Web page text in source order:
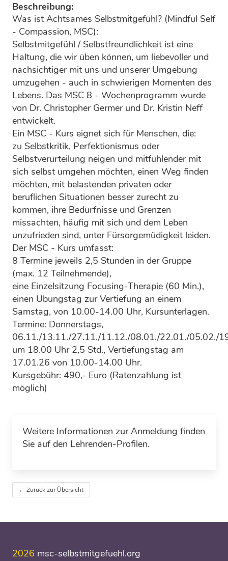
Beschreibung:
Was ist Achtsames Selbstmitgefühl? (Mindful Self
- Compassion, MSC):
Selbstmitgefühl / Selbstfreundlichkeit ist eine
Haltung, die wir üben können, um liebevoller und
nachsichtiger mit uns und unserer Umgebung
umzugehen - auch in schwierigen Momenten des
Lebens. Das MSC 8 - Wochenprogramm wurde
von Dr. Christopher Germer und Dr. Kristin Neff
entwickelt.
Ein MSC - Kurs eignet sich für Menschen, die:
zu Selbstkritik, Perfektionismus oder
Selbstverurteilung neigen und mitfühlender mit
sich selbst umgehen möchten, einen Weg finden
möchten, mit belastenden privaten oder
beruflichen Situationen besser zurecht zu
kommen, ihre Bedürfnisse und Grenzen
missachten, häufig mit sich und dem Leben
unzufrieden sind, unter Fürsorgemüdigkeit leiden.
Der MSC - Kurs umfasst:
8 Termine jeweils 2,5 Stunden in der Gruppe
(max. 12 Teilnehmende),
eine Einzelsitzung Focusing-Therapie (60 Min.),
einen Übungstag zur Vertiefung an einem
Samstag, von 10.00-14.00 Uhr, Kursunterlagen.
Termine: Donnerstags,
06.11./13.11./27.11./11.12./08.01./22.01./05.02./
um 18.00 Uhr 2,5 Std., Vertiefungstag am
17.01.26 von 10.00-14.00 Uhr.
Kursgebühr: 490,- Euro (Ratenzahlung ist
möglich)
Weitere Informationen zur Anmeldung finden
Sie auf den Lehrenden-Profilen.
← Zurück zur Übersicht
2026 msc-selbstmitgefuehl.org